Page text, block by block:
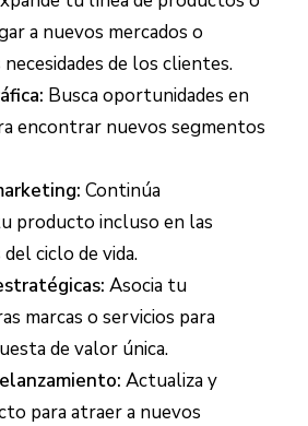
a nuevos mercados o
de los clientes.
Busca oportunidades en
encontrar nuevos segmentos
Continúa
producto incluso en las
ciclo de vida.
Asocia tu
marcas o servicios para
de valor única.
Actualiza y
para atraer a nuevos